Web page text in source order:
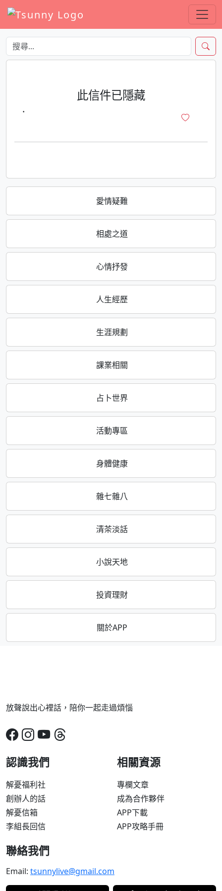
愛情疑難
相處之道
心情抒發
人生經歷
生涯規劃
課業相關
占卜世界
活動專區
身體健康
雜七雜八
清茶淡話
小說天地
投資理財
關於APP
此信件已隱藏
·
放聲說出心裡話，陪你一起走過煩惱
認識我們
解憂福利社
創辦人的話
解憂信箱
李組長回信
相關資源
專欄文章
成為合作夥伴
APP下載
APP攻略手冊
聯絡我們
Email: tsunnylive@gmail.com